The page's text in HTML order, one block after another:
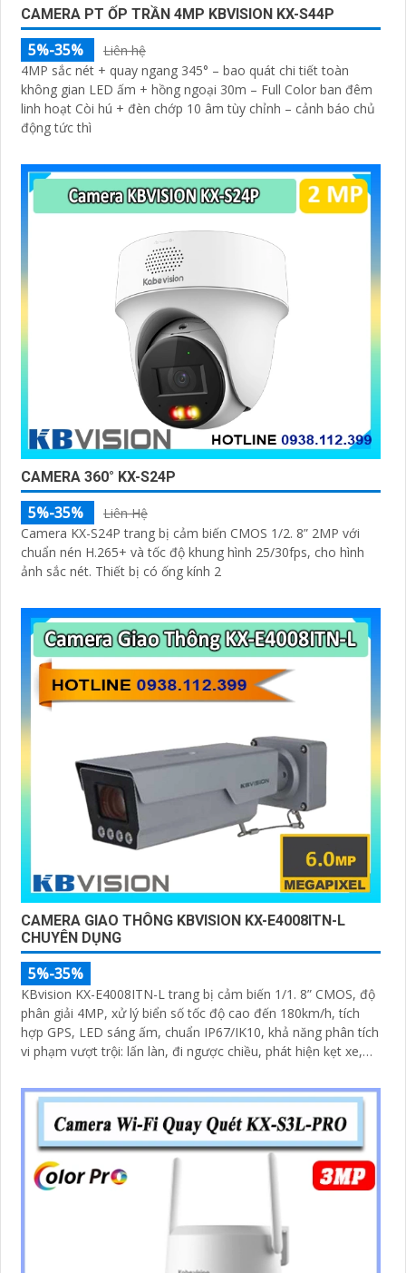
CAMERA PT ỐP TRẦN 4MP KBVISION KX-S44P
5%-35%
Liên hệ
4MP sắc nét + quay ngang 345° – bao quát chi tiết toàn
không gian LED ấm + hồng ngoại 30m – Full Color ban đêm
linh hoạt Còi hú + đèn chớp 10 âm tùy chỉnh – cảnh báo chủ
động tức thì
CAMERA 360° KX-S24P
5%-35%
Liên Hệ
Camera KX-S24P trang bị cảm biến CMOS 1/2. 8” 2MP với
chuẩn nén H.265+ và tốc độ khung hình 25/30fps, cho hình
ảnh sắc nét. Thiết bị có ống kính 2
CAMERA GIAO THÔNG KBVISION KX-E4008ITN-L
CHUYÊN DỤNG
5%-35%
KBvision KX-E4008ITN-L trang bị cảm biến 1/1. 8” CMOS, độ
phân giải 4MP, xử lý biển số tốc độ cao đến 180km/h, tích
hợp GPS, LED sáng ấm, chuẩn IP67/IK10, khả năng phân tích
vi phạm vượt trội: lấn làn, đi ngược chiều, phát hiện kẹt xe,